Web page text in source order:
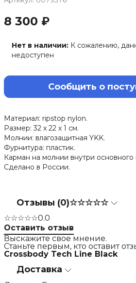
8 300 ₽
Нет в наличии: К сожалению,
недоступен
Сообщить о
Материал: ripstop nylon.
Размер: 32 x 22 x 1 см.
Молнии: влагозащитная YKK.
Фурнитура: пластик.
Карман на молнии внутри основного
Сделано в России.
Отзывы (0)☆☆☆☆☆
☆☆☆☆☆0.0
Оставить отзыв
Выскажите свое мнение.
Станьте первым, кто оставит
Crossbody Tech Line Black
Доставка